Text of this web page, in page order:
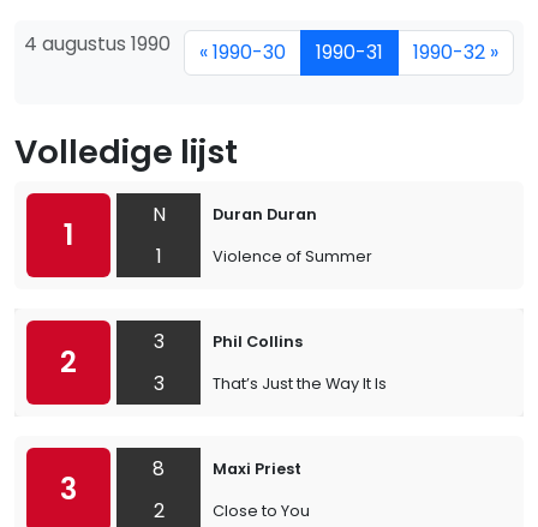
4 augustus 1990 « 1990-30 1990-31 1990-32 »
Volledige lijst
1
N
1
Duran Duran
Violence of Summer
2
3
3
Phil Collins
That’s Just the Way It Is
3
8
2
Maxi Priest
Close to You